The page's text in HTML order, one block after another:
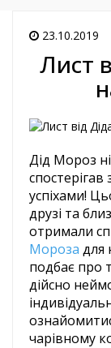
23.10.2019
Лист
Дід Мороз
успіхами!
друзі та
отримали
Мороза для
подбає про
дійсно
чарівному